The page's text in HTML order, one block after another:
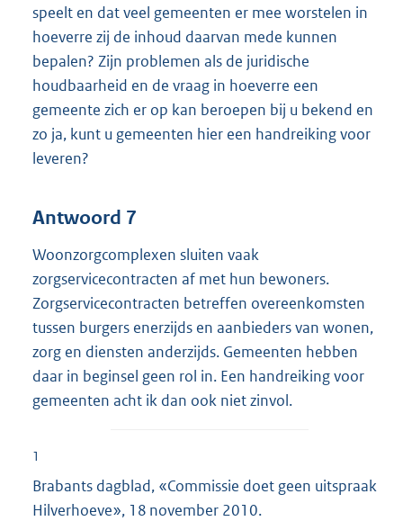
speelt en dat veel gemeenten er mee worstelen in
hoeverre zij de inhoud daarvan mede kunnen
bepalen? Zijn problemen als de juridische
houdbaarheid en de vraag in hoeverre een
gemeente zich er op kan beroepen bij u bekend en
zo ja, kunt u gemeenten hier een handreiking voor
leveren?
Antwoord 7
Woonzorgcomplexen sluiten vaak
zorgservicecontracten af met hun bewoners.
Zorgservicecontracten betreffen overeenkomsten
tussen burgers enerzijds en aanbieders van wonen,
zorg en diensten anderzijds. Gemeenten hebben
daar in beginsel geen rol in. Een handreiking voor
gemeenten acht ik dan ook niet zinvol.
1
Brabants dagblad, «Commissie doet geen uitspraak
Hilverhoeve», 18 november 2010.